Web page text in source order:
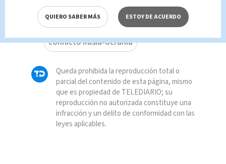
TAGS RELACIONADOS:
conflicto Rusia-Ucrania
Queda prohibida la reproducción total o
parcial del contenido de esta página, mismo
que es propiedad de TELEDIARIO; su
reproducción no autorizada constituye una
infracción y un delito de conformidad con las
leyes aplicables.
QUIERO SABER MÁS ESTOY DE ACUERDO